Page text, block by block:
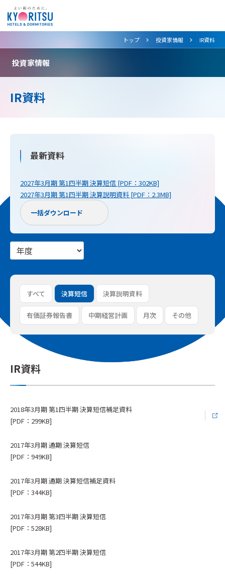
トップ >
投資家情報 >
IR資料
投資家情報
IR資料
最新資料
2027年3月期 第1四半期 決算短信 [PDF：302KB]
2027年3月期 第1四半期 決算説明資料 [PDF：2.3MB]
一括ダウンロード
すべて 決算短信 決算説明資料
有価証券報告書 中期経営計画 月次 その他
IR資料
2018年3月期 第1四半期 決算短信補足資料
[PDF：299KB]
2017年3月期 通期 決算短信
[PDF：949KB]
2017年3月期 通期 決算短信補足資料
[PDF：344KB]
2017年3月期 第3四半期 決算短信
[PDF：528KB]
2017年3月期 第2四半期 決算短信
[PDF：544KB]